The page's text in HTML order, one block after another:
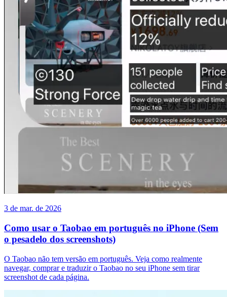
3 de mar. de 2026
Como usar o Taobao em português no iPhone (Sem
o pesadelo dos screenshots)
O Taobao não tem versão em português. Veja como realmente
navegar, comprar e traduzir o Taobao no seu iPhone sem tirar
screenshot de cada página.